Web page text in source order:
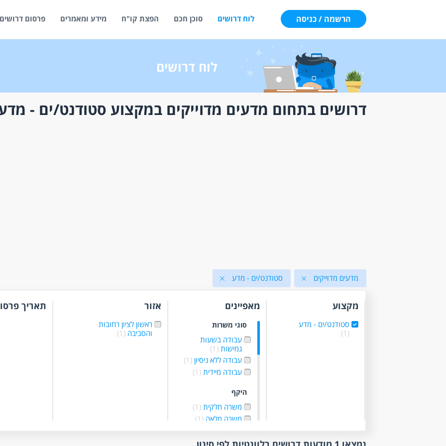
הרשמה / כניסה לוח דרושים סוכן חכם הפצת קו"ח מידע ומאמרים פרסום
לוח דרושים
דרושים בתחום מדעים מדוייקים במקצוע סטודנט/ים -
מדעים מדוייקים סטודנט/ים - מדע
מקצוע
סטודנט/ים - מדע
(1)
מאפיינים
סוגי משרות
עבודה בשעות
גמישות (1)
עבודה ללא ניסיון (1)
עבודה מיידית (1)
היקף
משרה חלקית (1)
משרה מלאה (1)
עבודת משמרות
אזור
ראשון לציון רחובות
והסביבה (1)
תאריך